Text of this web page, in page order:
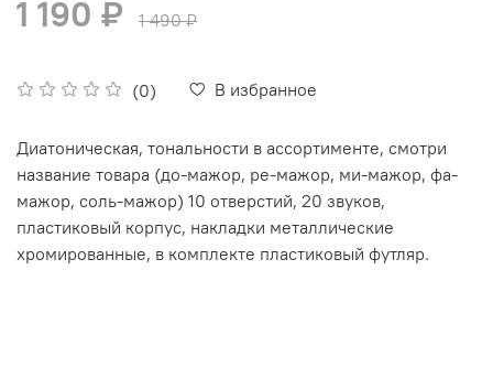
(0) В избранное
1 190 ₽ 1 490 ₽
Диатоническая, тональности в ассортименте, смотри
название товара (до-мажор, ре-мажор, ми-мажор, фа-
мажор, соль-мажор) 10 отверстий, 20 звуков,
пластиковый корпус, накладки металлические
хромированные, в комплекте пластиковый футляр.